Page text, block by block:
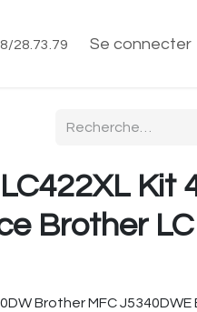
Contactez-nous
28.73.79 Se connecter
Kit
Brother
Brother MFC